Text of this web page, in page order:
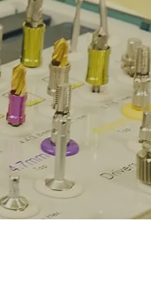
ってしまった方へ
Dentistry